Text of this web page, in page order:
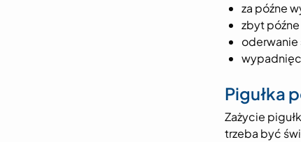
za późne
zbyt
Pigułka
Zażycie
trzeba być